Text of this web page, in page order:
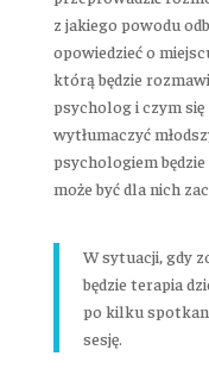
z jakiego powodu
opowiedzieć o
którą będzie
psycholog i czym
wytłumaczyć
psychologiem będzie
może być dla nich
W sytuacji, gdy
będzie terapia
po kilku
sesję.